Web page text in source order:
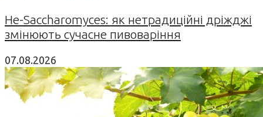
Не-Saccharomyces: як нетрадиційні дріжджі
змінюють сучасне пивоваріння
07.08.2026